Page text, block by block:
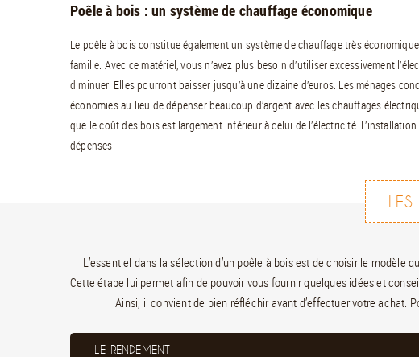
Poêle à bois : un système de chauffage économique
Le poêle à bois constitue également un système de chauffage très
famille. Avec ce matériel, vous n’avez plus besoin d’utiliser excessivement
diminuer. Elles pourront baisser jusqu’à une dizaine d’euros. Les ménages
économies au lieu de dépenser beaucoup d’argent avec les chauffages
que le coût des bois est largement inférieur à celui de l’électricité.
dépenses.
LES
L’essentiel dans la sélection d’un poêle à bois est de choisir le
Cette étape lui permet afin de pouvoir vous fournir quelques idées et
Ainsi, il convient de bien réfléchir avant d’effectuer votre achat.
LE RENDEMENT